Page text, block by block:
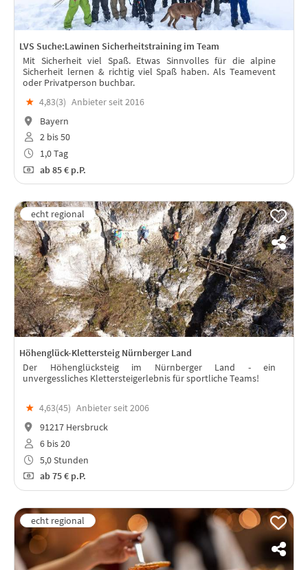
LVS Suche:Lawinen Sicherheitstraining im Team
Mit Sicherheit viel Spaß. Etwas Sinnvolles für die alpine
Sicherheit lernen & richtig viel Spaß haben. Als Teamevent
oder Privatperson buchbar.
★ 4,83(3) Anbieter seit 2016
Bayern
2 bis 50
1,0 Tag
ab85 € p.P.
Höhenglück-Klettersteig Nürnberger Land
Der Höhenglücksteig im Nürnberger Land - ein
unvergessliches Klettersteigerlebnis für sportliche Teams!
★ 4,63(45) Anbieter seit 2006
91217 Hersbruck
6 bis 20
5,0 Stunden
ab75 € p.P.